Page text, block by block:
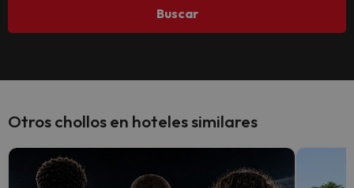
Buscar
Otros chollos en hoteles similares